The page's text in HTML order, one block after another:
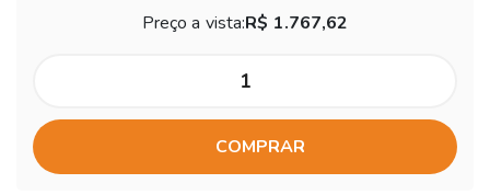
Preço a vista:R$ 1.767,62
COMPRAR